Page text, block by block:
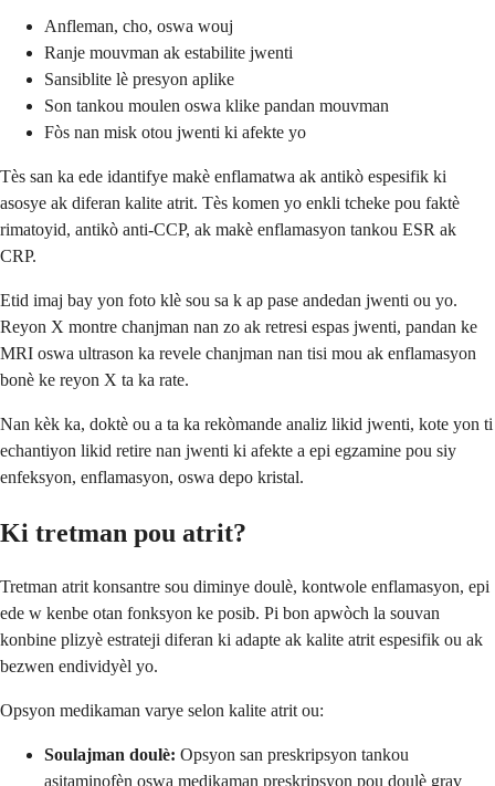
Anfleman, cho, oswa wouj
Ranje mouvman ak estabilite jwenti
Sansiblite lè presyon aplike
Son tankou moulen oswa klike pandan mouvman
Fòs nan misk otou jwenti ki afekte yo
Tès san ka ede idantifye makè enflamatwa ak antikò espesifik ki
asosye ak diferan kalite atrit. Tès komen yo enkli tcheke pou faktè
rimatoyid, antikò anti-CCP, ak makè enflamasyon tankou ESR ak
CRP.
Etid imaj bay yon foto klè sou sa k ap pase andedan jwenti ou yo.
Reyon X montre chanjman nan zo ak retresi espas jwenti, pandan ke
MRI oswa ultrason ka revele chanjman nan tisi mou ak enflamasyon
bonè ke reyon X ta ka rate.
Nan kèk ka, doktè ou a ta ka rekòmande analiz likid jwenti, kote yon ti
echantiyon likid retire nan jwenti ki afekte a epi egzamine pou siy
enfeksyon, enflamasyon, oswa depo kristal.
Ki tretman pou atrit?
Tretman atrit konsantre sou diminye doulè, kontwole enflamasyon, epi
ede w kenbe otan fonksyon ke posib. Pi bon apwòch la souvan
konbine plizyè estrateji diferan ki adapte ak kalite atrit espesifik ou ak
bezwen endividyèl yo.
Opsyon medikaman varye selon kalite atrit ou:
Soulajman doulè: Opsyon san preskripsyon tankou
asitaminofèn oswa medikaman preskripsyon pou doulè grav